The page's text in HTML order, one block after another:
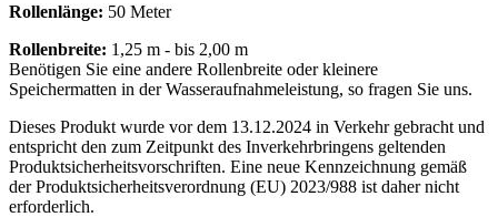
Rollenlänge: 50 Meter
Rollenbreite: 1,25 m - bis 2,00 m
Benötigen Sie eine andere Rollenbreite oder kleinere
Speichermatten in der Wasseraufnahmeleistung, so fragen Sie uns.
Dieses Produkt wurde vor dem 13.12.2024 in Verkehr gebracht und
entspricht den zum Zeitpunkt des Inverkehrbringens geltenden
Produktsicherheitsvorschriften. Eine neue Kennzeichnung gemäß
der Produktsicherheitsverordnung (EU) 2023/988 ist daher nicht
erforderlich.